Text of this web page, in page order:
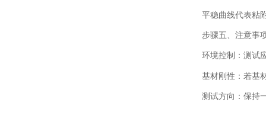
平稳曲线代表粘
步骤五、注意事
环境控制：测试
基材刚性：若基
测试方向：保持